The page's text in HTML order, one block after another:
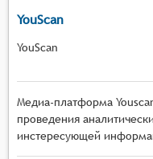
различных
их, чтобы
Мониторинг и
мониторить
отслеживать
чтобы
том, как они
YouScan
YouScan
Медиа-платформа
проведения
инстересующей